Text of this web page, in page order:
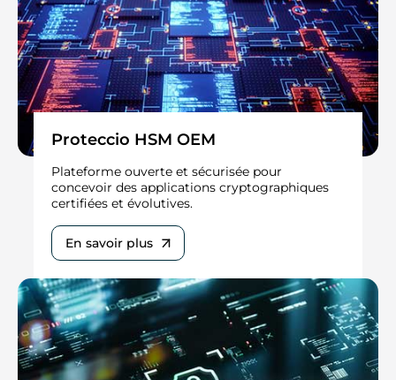
Proteccio HSM OEM
Plateforme ouverte et sécurisée pour
concevoir des applications cryptographiques
certifiées et évolutives.
En savoir plus